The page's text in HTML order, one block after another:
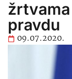
pravdu
09.07.2020.